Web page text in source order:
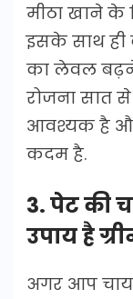
मीठा खाने के
इसके साथ ही
का लेवल
रोजना सात
आवश्यक है
कदम है.
3. पेट की
उपाय है
अगर आप चाय